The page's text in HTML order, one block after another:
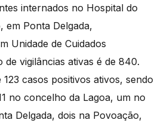
internados no Hospital do
em Ponta Delgada,
Unidade de Cuidados
de vigilâncias ativas é de 840.
123 casos positivos ativos, sendo
no concelho da Lagoa, um no
Delgada, dois na Povoação,